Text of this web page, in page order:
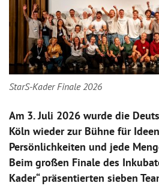
StarS-Kader Finale 2026
Am 3. Juli 2026 wurde die
Köln wieder zur Bühne für
Persönlichkeiten und jede
Beim großen Finale des
Kader“ präsentierten sieben